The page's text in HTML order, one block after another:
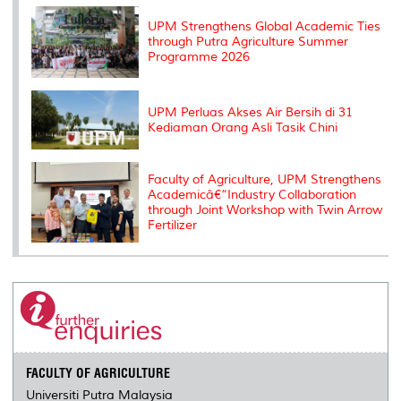
k
UPM Strengthens Global Academic Ties
through Putra Agriculture Summer
Programme 2026
UPM Perluas Akses Air Bersih di 31
Kediaman Orang Asli Tasik Chini
Faculty of Agriculture, UPM Strengthens
Academicâ€“Industry Collaboration
through Joint Workshop with Twin Arrow
Fertilizer
FACULTY OF AGRICULTURE
Universiti Putra Malaysia